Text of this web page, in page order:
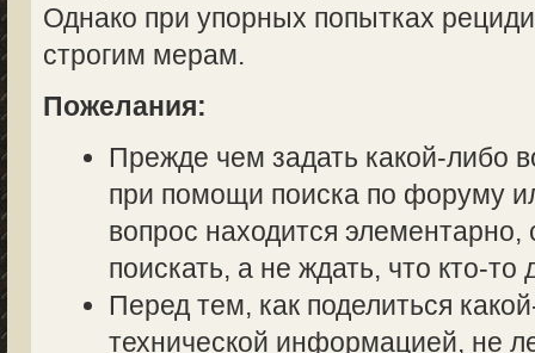
Однако при упорных попытках
строгим мерам.
Пожелания:
Прежде чем задать какой-либо
при помощи поиска по форуму
вопрос находится элементарно,
поискать, а не ждать, что кто-то
Перед тем, как поделиться
технической информацией, не